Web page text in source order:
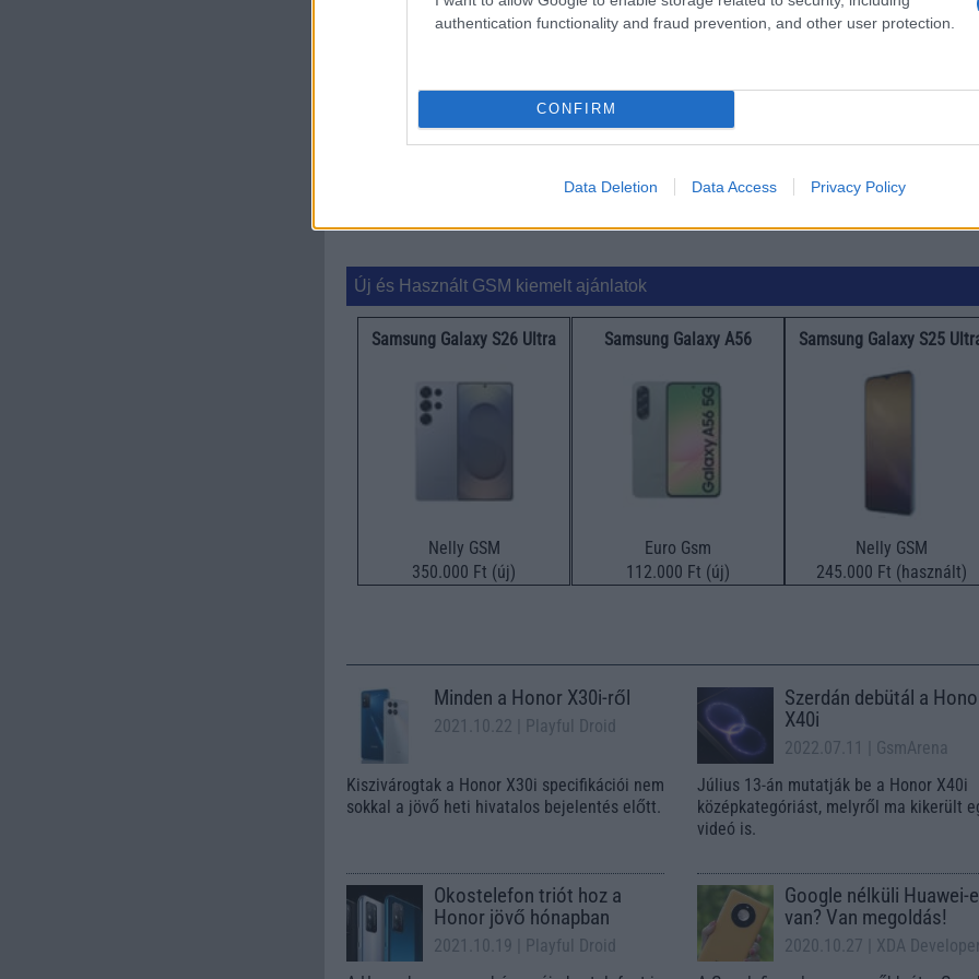
authentication functionality and fraud prevention, and other user protection.
CONFIRM
Data Deletion Data Access Privacy Policy
Playful Droid
Új és Használt GSM kiemelt ajánlatok
Samsung Galaxy S26 Ultra
Nelly GSM
350.000 Ft (új)
Samsung Galaxy A56
Euro Gsm
112.000 Ft (új)
Samsung Galaxy S25
Nelly GSM
245.000 Ft (használt)
Minden a Honor X30i-ről
2021.10.22 | Playful Droid
Kiszivárogtak a Honor X30i specifikációi nem
sokkal a jövő heti hivatalos bejelentés előtt.
Szerdán debütál a
X40i
2022.07.11
| GsmArena
Július 13-án mutatják be a Honor X40i
középkategóriást, melyről ma kikerült
videó is.
Okostelefon triót hoz a
Honor jövő hónapban
2021.10.19
| Playful Droid
Google nélküli Huawei-
van? Van megoldás!
2020.10.27
| XDA